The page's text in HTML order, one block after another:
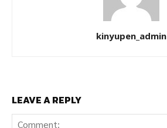
kinyupen_admin
LEAVE A REPLY